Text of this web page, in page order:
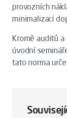
provozních
minimalizací
Kromě auditů
úvodní
tato norma